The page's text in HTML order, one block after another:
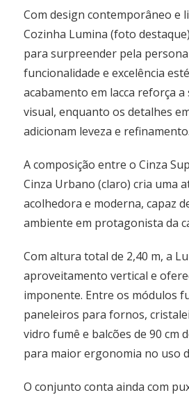
Com design contemporâneo e
Cozinha Lumina (foto
para surpreender pela
funcionalidade e excelência
acabamento em lacca reforça
visual, enquanto os detalhes
adicionam leveza e refinamento.
A composição entre o Cinza
Cinza Urbano (claro) cria uma
acolhedora e moderna, capaz
ambiente em protagonista da
Com altura total de 2,40 m, a
aproveitamento vertical e
imponente. Entre os módulos
paneleiros para fornos,
vidro fumê e balcões de 90 cm
para maior ergonomia no uso
O conjunto conta ainda com